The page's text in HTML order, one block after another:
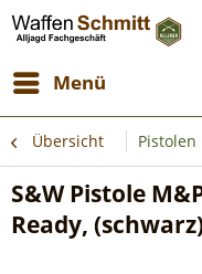
Menü
Übersicht Pistolen
S&W Pistole
Ready,